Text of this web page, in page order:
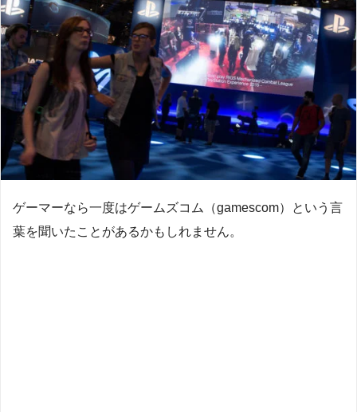
ゲーマーなら一度はゲームズコム（gamescom）という言
葉を聞いたことがあるかもしれません。